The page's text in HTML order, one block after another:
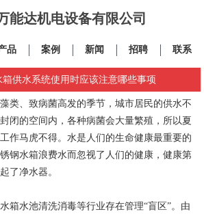
能达机电设备有限公司
品 案例 新闻 招聘 联系
箱供水系统使用时应该注意哪些事项
类、致病菌高发的季节，城市居民的供水不
闭的空间内，各种病菌会大量繁殖，所以夏
作马虎不得。水是人们的生命健康最重要的
钢水箱浪费水而忽视了人们的健康，健康第
了净水器。
箱水池清洗消毒等行业存在管理“盲区”。由